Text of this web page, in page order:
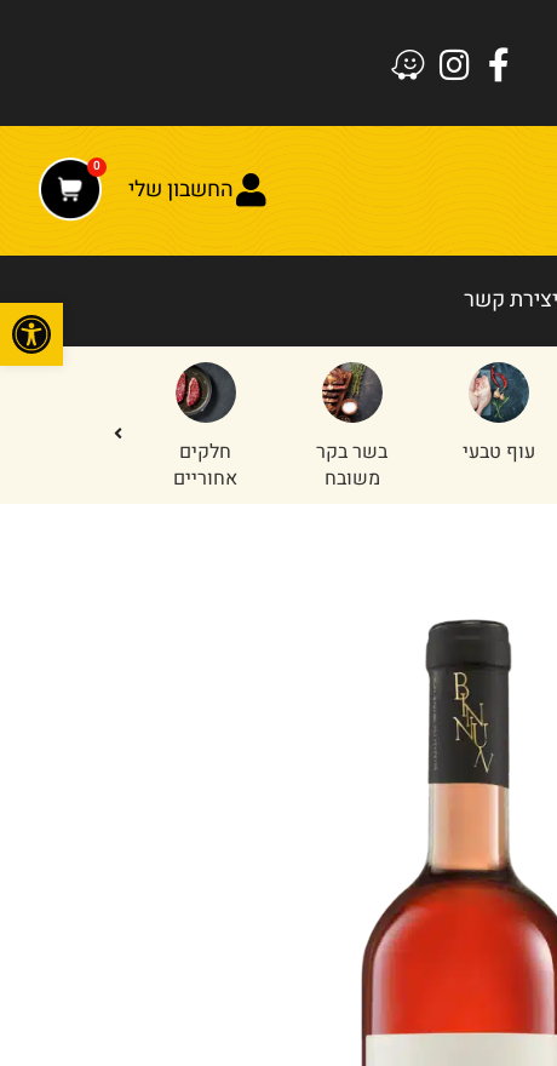
החשבון שלי
0
יצירת קשר
עוף טבעי
בשר בקר
משובח
חלקים
אחוריים